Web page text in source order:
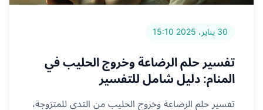
30 يناير، 2025 15:10
تفسير حلم الرضاعة وخروج الحليب في
المنام: دليل شامل للتفسير
تفسير حلم الرضاعة وخروج الحليب من الثدي للمتزوجة،